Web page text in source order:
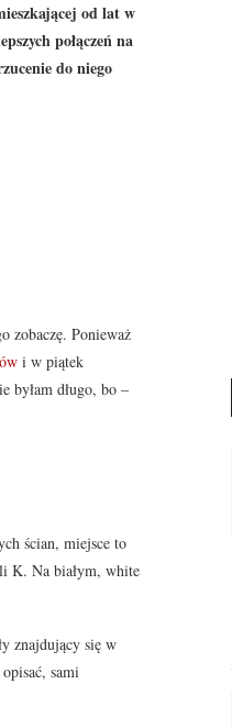
od lat w
połączeń na
do niego
zobaczę. Ponieważ
i w piątek
byłam długo, bo –
ścian, miejsce to
K. Na białym, white
znajdujący się w
sami